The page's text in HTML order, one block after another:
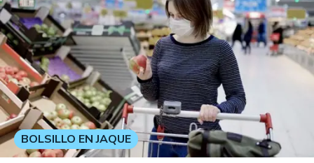
BOLSILLO EN JAQUE